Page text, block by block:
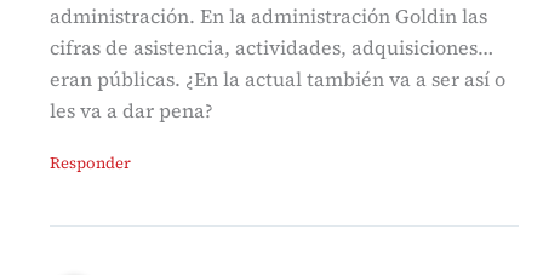
administración. En la administración Goldin las
cifras de asistencia, actividades, adquisiciones…
eran públicas. ¿En la actual también va a ser así o
les va a dar pena?
Responder